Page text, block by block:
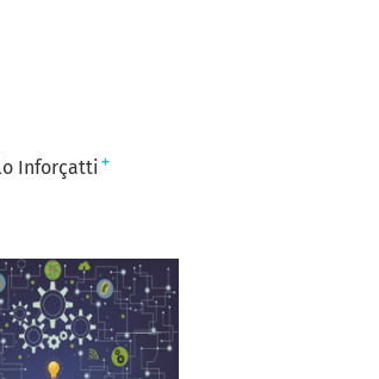
Inforçatti +